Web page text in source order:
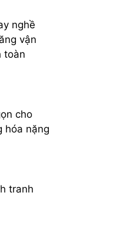
nghề
vận
toàn
cho
hóa nặng
tranh